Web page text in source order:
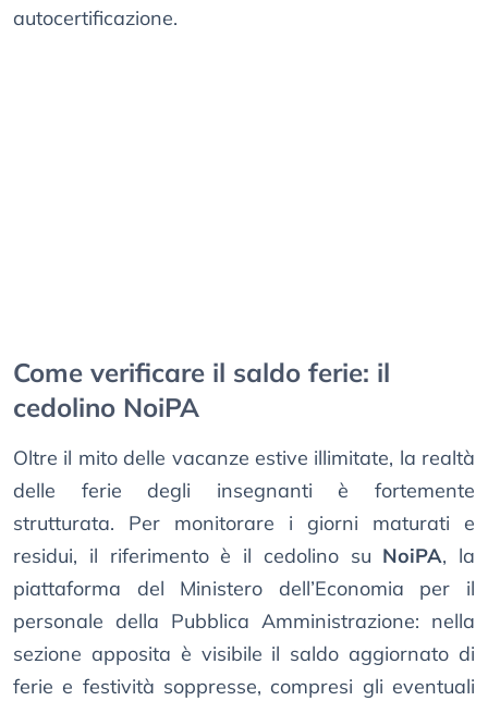
autocertificazione.
Come verificare il saldo ferie: il
cedolino NoiPA
Oltre il mito delle vacanze estive illimitate, la realtà
delle ferie degli insegnanti è fortemente
strutturata. Per monitorare i giorni maturati e
residui, il riferimento è il cedolino su NoiPA, la
piattaforma del Ministero dell’Economia per il
personale della Pubblica Amministrazione: nella
sezione apposita è visibile il saldo aggiornato di
ferie e festività soppresse, compresi gli eventuali